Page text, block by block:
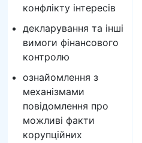
конфлікту інтересів
декларування та інші
вимоги фінансового
контролю
ознайомлення з
механізмами
повідомлення про
можливі факти
корупційних